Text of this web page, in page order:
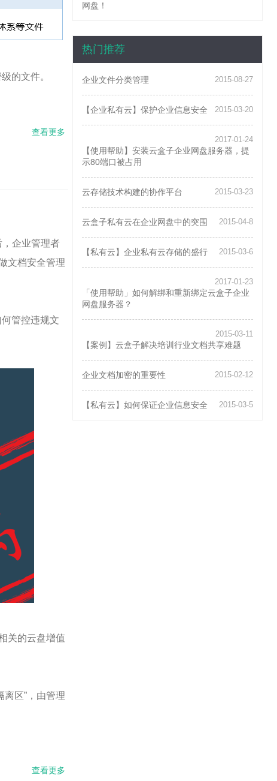
的文件。
查看更多
管理,
企业管理者
文档安全管理
管控违规文
关的云盘增值
离区”，由管理
查看更多
网盘！
热门推荐
2015-08-27
企业文件分类管理
2015-03-20
【企业私有云】保护企业信息安全
2017-01-24
【使用帮助】安装云盒子企业网盘服务器，提
示80端口被占用
2015-03-23
云存储技术构建的协作平台
2015-04-8
云盒子私有云在企业网盘中的突围
2015-03-6
【私有云】企业私有云存储的盛行
2017-01-23
「使用帮助」如何解绑和重新绑定云盒子企业
网盘服务器？
2015-03-11
【案例】云盒子解决培训行业文档共享难题
2015-02-12
企业文档加密的重要性
2015-03-5
【私有云】如何保证企业信息安全